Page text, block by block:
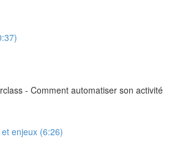
- Comment automatiser son activité
enjeux (6:26)